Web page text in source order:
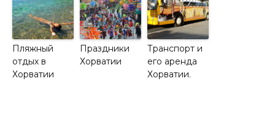
Пляжный
отдых в
Хорватии
Праздники
Хорватии
Транспорт и
его аренда
Хорватии.